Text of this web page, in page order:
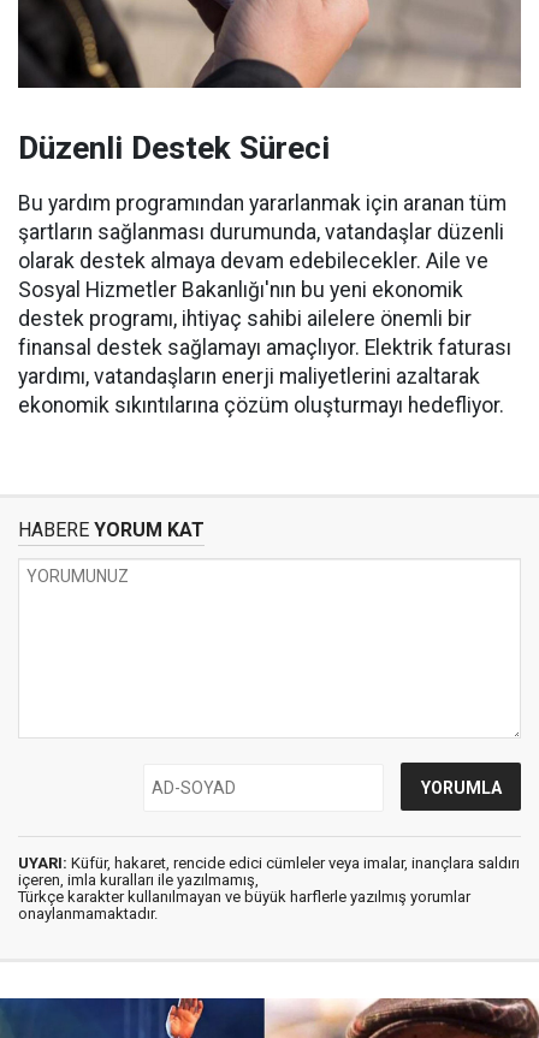
Düzenli Destek Süreci
Bu yardım programından yararlanmak için aranan tüm
şartların sağlanması durumunda, vatandaşlar düzenli
olarak destek almaya devam edebilecekler. Aile ve
Sosyal Hizmetler Bakanlığı'nın bu yeni ekonomik
destek programı, ihtiyaç sahibi ailelere önemli bir
finansal destek sağlamayı amaçlıyor. Elektrik faturası
yardımı, vatandaşların enerji maliyetlerini azaltarak
ekonomik sıkıntılarına çözüm oluşturmayı hedefliyor.
HABERE YORUM KAT
UYARI: Küfür, hakaret, rencide edici cümleler veya imalar, inançlara saldırı
içeren, imla kuralları ile yazılmamış,
Türkçe karakter kullanılmayan ve büyük harflerle yazılmış yorumlar
onaylanmamaktadır.